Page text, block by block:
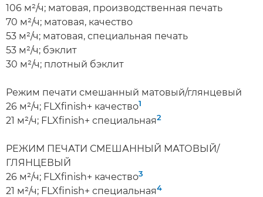
106 м²/ч; матовая, производственная печать
70 м²/ч; матовая, качество
53 м²/ч; матовая, специальная печать
53 м²/ч; бэклит
30 м²/ч; плотный бэклит
Режим печати смешанный матовый/глянцевый
26 м²/ч; FLXfinish+ качество1
21 м²/ч; FLXfinish+ специальная2
РЕЖИМ ПЕЧАТИ СМЕШАННЫЙ МАТОВЫЙ/
ГЛЯНЦЕВЫЙ
26 м²/ч; FLXfinish+ качество3
21 м²/ч; FLXfinish+ специальная4